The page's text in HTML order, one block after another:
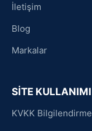
İletişim
Blog
Markalar
SİTE KULLANIMI
KVKK Bilgilendirme